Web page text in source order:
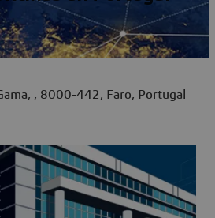
, 8000-442, Faro, Portugal